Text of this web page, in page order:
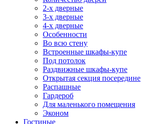
2-х дверные
3-х дверные
4-х дверные
Особенности
Во всю стену
Встроенные шкафы-купе
Под потолок
Раздвижные шкафы-купе
Открытая секция посередине
Распашные
Гардероб
Для маленького помещения
Эконом
Гостиные